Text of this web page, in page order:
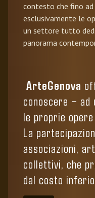
contesto che fino
esclusivamente le
un settore tutto
panorama
ArteGenova
conoscere – ad
le proprie
La
associazioni,
collettivi, che
dal costo